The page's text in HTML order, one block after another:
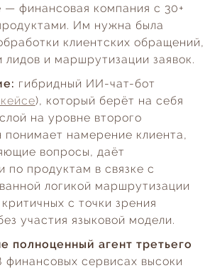
— финансовая компания с 30+
Им нужна была
клиентских обращений,
лидов и маршрутизации заявок.
гибридный ИИ-чат-бот
), который берёт на себя
на уровне второго
понимает намерение клиента,
вопросы, даёт
по продуктам в связке с
логикой маршрутизации
с точки зрения
участия языковой модели.
полноценный агент третьего
финансовых сервисах высоки